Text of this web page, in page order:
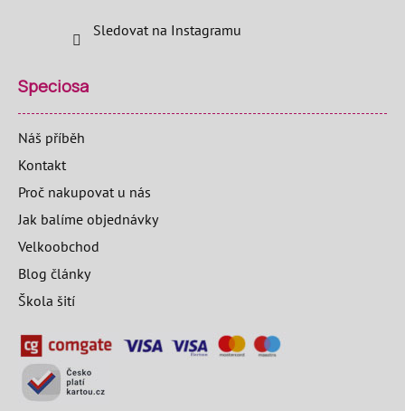
Sledovat na Instagramu
Speciosa
Náš příběh
Kontakt
Proč nakupovat u nás
Jak balíme objednávky
Velkoobchod
Blog články
Škola šití